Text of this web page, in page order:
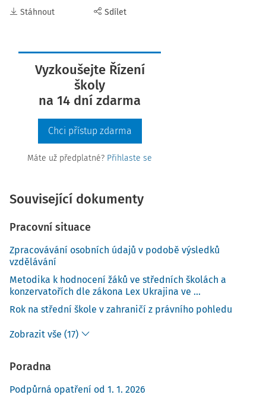
Stáhnout Sdílet
Vyzkoušejte Řízení
školy
na 14 dní zdarma
Chci přístup zdarma
Máte už předplatné? Přihlaste se
Související dokumenty
Pracovní situace
Zpracovávání osobních údajů v podobě výsledků
vzdělávání
Metodika k hodnocení žáků ve středních školách a
konzervatořích dle zákona Lex Ukrajina ve ...
Rok na střední škole v zahraničí z právního pohledu
Zobrazit vše (17)
Poradna
Podpůrná opatření od 1. 1. 2026